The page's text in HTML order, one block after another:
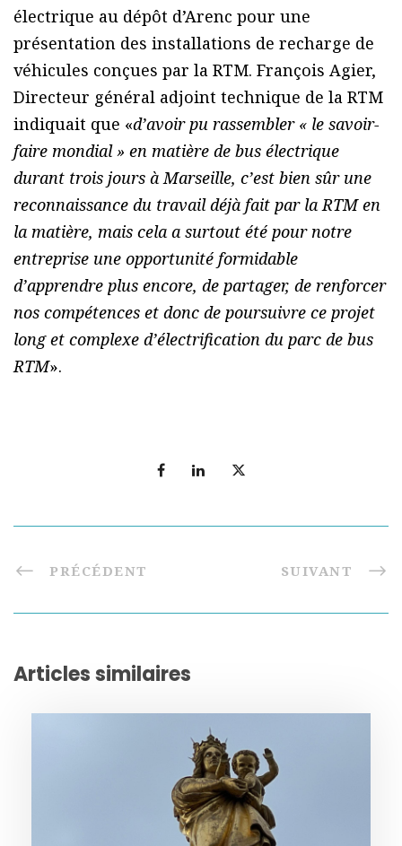
électrique au dépôt d’Arenc pour une
présentation des installations de recharge de
véhicules conçues par la RTM. François Agier,
Directeur général adjoint technique de la RTM
indiquait que «d’avoir pu rassembler « le savoir-
faire mondial » en matière de bus électrique
durant trois jours à Marseille, c’est bien sûr une
reconnaissance du travail déjà fait par la RTM en
la matière, mais cela a surtout été pour notre
entreprise une opportunité formidable
d’apprendre plus encore, de partager, de renforcer
nos compétences et donc de poursuivre ce projet
long et complexe d’électrification du parc de bus
RTM».
PRÉCÉDENT SUIVANT
Articles similaires